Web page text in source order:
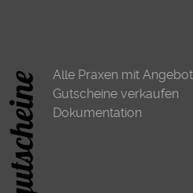
Alle Praxen mit
Gutscheine verkaufen
Dokumentation